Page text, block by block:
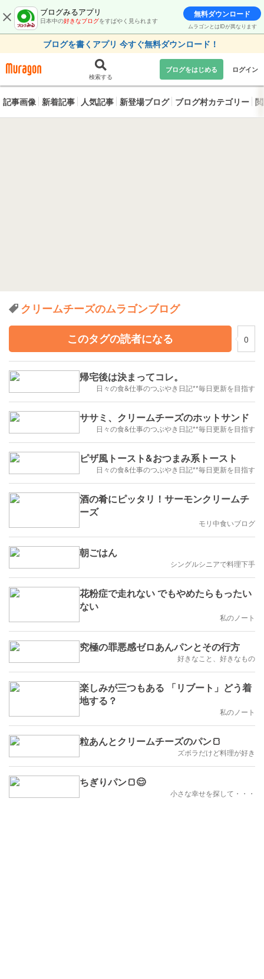
ブログみるアプリ
日本中の好きなブログをすばやく見られます
無料ダウンロード
ムラゴンとはIDが異なります
ブログを書くアプリ 今すぐ無料ダウンロード！
検索する
ブログをはじめる ログイン
記事画像 新着記事 人気記事 新登場ブログ ブログ村カテゴリー
クリームチーズのムラゴンブログ
このタグの読者になる
0
帰宅後は決まってコレ。
日々の食&仕事のつぶやき日記**毎日更新を目指す
ササミ、クリームチーズのホットサンド
日々の食&仕事のつぶやき日記**毎日更新を目指す
ピザ風トースト&おつまみ系トースト
日々の食&仕事のつぶやき日記**毎日更新を目指す
酒の肴にピッタリ！サーモンクリームチ
ーズ
モリ中食いブログ
朝ごはん
シングルシニアで料理下手
花粉症で走れない でもやめたらもったい
ない
私のノート
究極の罪悪感ゼロあんパンとその行方
好きなこと、好きなもの
楽しみが三つもある 「リブート」どう着
地する？
私のノート
粒あんとクリームチーズのパン🍞
ズボラだけど料理が好き
ちぎりパン🍞😊
小さな幸せを探して・・・